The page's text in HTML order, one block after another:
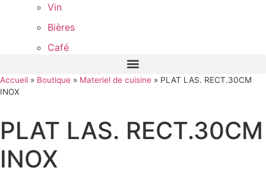
Vin
Bières
Café
Accueil » Boutique » Materiel de cuisine » PLAT LAS. RECT.30CM
INOX
PLAT LAS. RECT.30CM
INOX